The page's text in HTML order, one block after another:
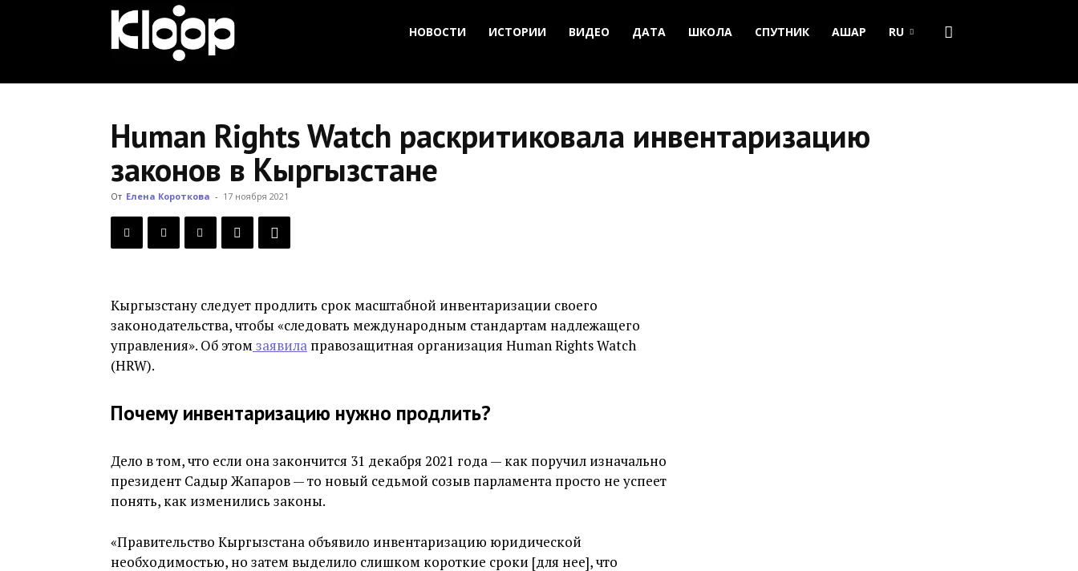
Новости
Кыргызстана
НОВОСТИ ИСТОРИИ ВИДЕО ДАТА ШКОЛА СПУТНИК АШАР RU
Human Rights Watch раскритиковала инвентаризацию
законов в Кыргызстане
От Елена Короткова - 17 ноября 2021
Кыргызстану следует продлить срок масштабной инвентаризации своего
законодательства, чтобы «следовать международным стандартам надлежащего
управления». Об этомзаявила правозащитная организация Human Rights Watch
(HRW).
Почему инвентаризацию нужно продлить?
Дело в том, что если она закончится 31 декабря 2021 года — как поручил изначально
президент Садыр Жапаров — то новый седьмой созыв парламента просто не успеет
понять, как изменились законы.
«Правительство Кыргызстана объявило инвентаризацию юридической
необходимостью, но затем выделило слишком короткие сроки [для нее], что